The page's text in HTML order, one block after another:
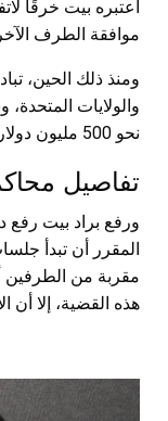
اعتبره بيت خرقًا
موافقة الطرف
ومنذ ذلك الحين،
والولايات
نحو 500 مليون دولار.
تفاصيل
ورفع براد بيت
مقربة من الطرفين
هذه القضية، إلا أن